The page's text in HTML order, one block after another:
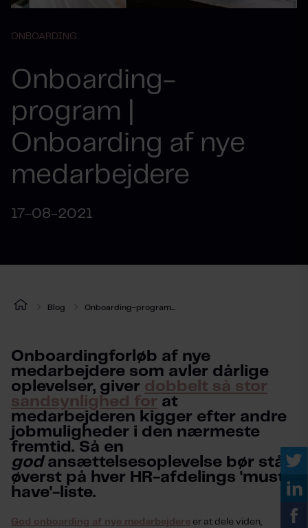
ONBOARDING
Onboarding-
program |
Onboarding af nye
medarbejdere
17-08-2021
Blog Onboarding-program...
Onboardingforløb af nye
medarbejdere som avler dårlige
oplevelser, giver dobbelt så stor
sandsynlighed for at
medarbejderen kigger efter andre
jobmuligheder i den nærmeste
fremtid. Så en
godansættelsesoplevelse bør stå
øverst på hver HR-afdelings 'must-
have'-liste.
God onboarding af nye medarbejdere er at dele viden,